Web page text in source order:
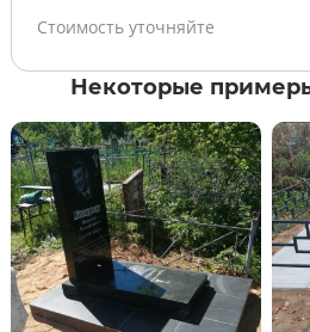
Стоимость уточняйте
Некоторые